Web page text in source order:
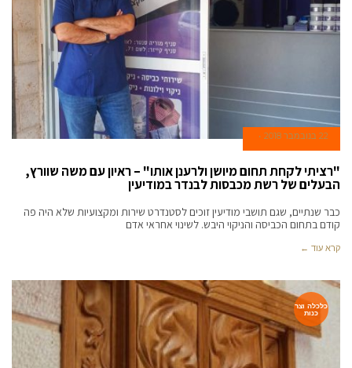
22 בנובמבר 2018
"רציתי לקחת תחום מיושן ולרענן אותו" – ראיון עם משה שוורץ,
הבעלים של רשת מכבסות לבנדר במודיעין
כבר שנתיים, שגם תושבי מודיעין זוכים לסטנדרט שירות ומקצועיות שלא היה פה
קודם בתחום הכביסה והניקוי היבש. לשינוי אחראי אדם
קרא עוד ←
כלכלה וצר
כנות